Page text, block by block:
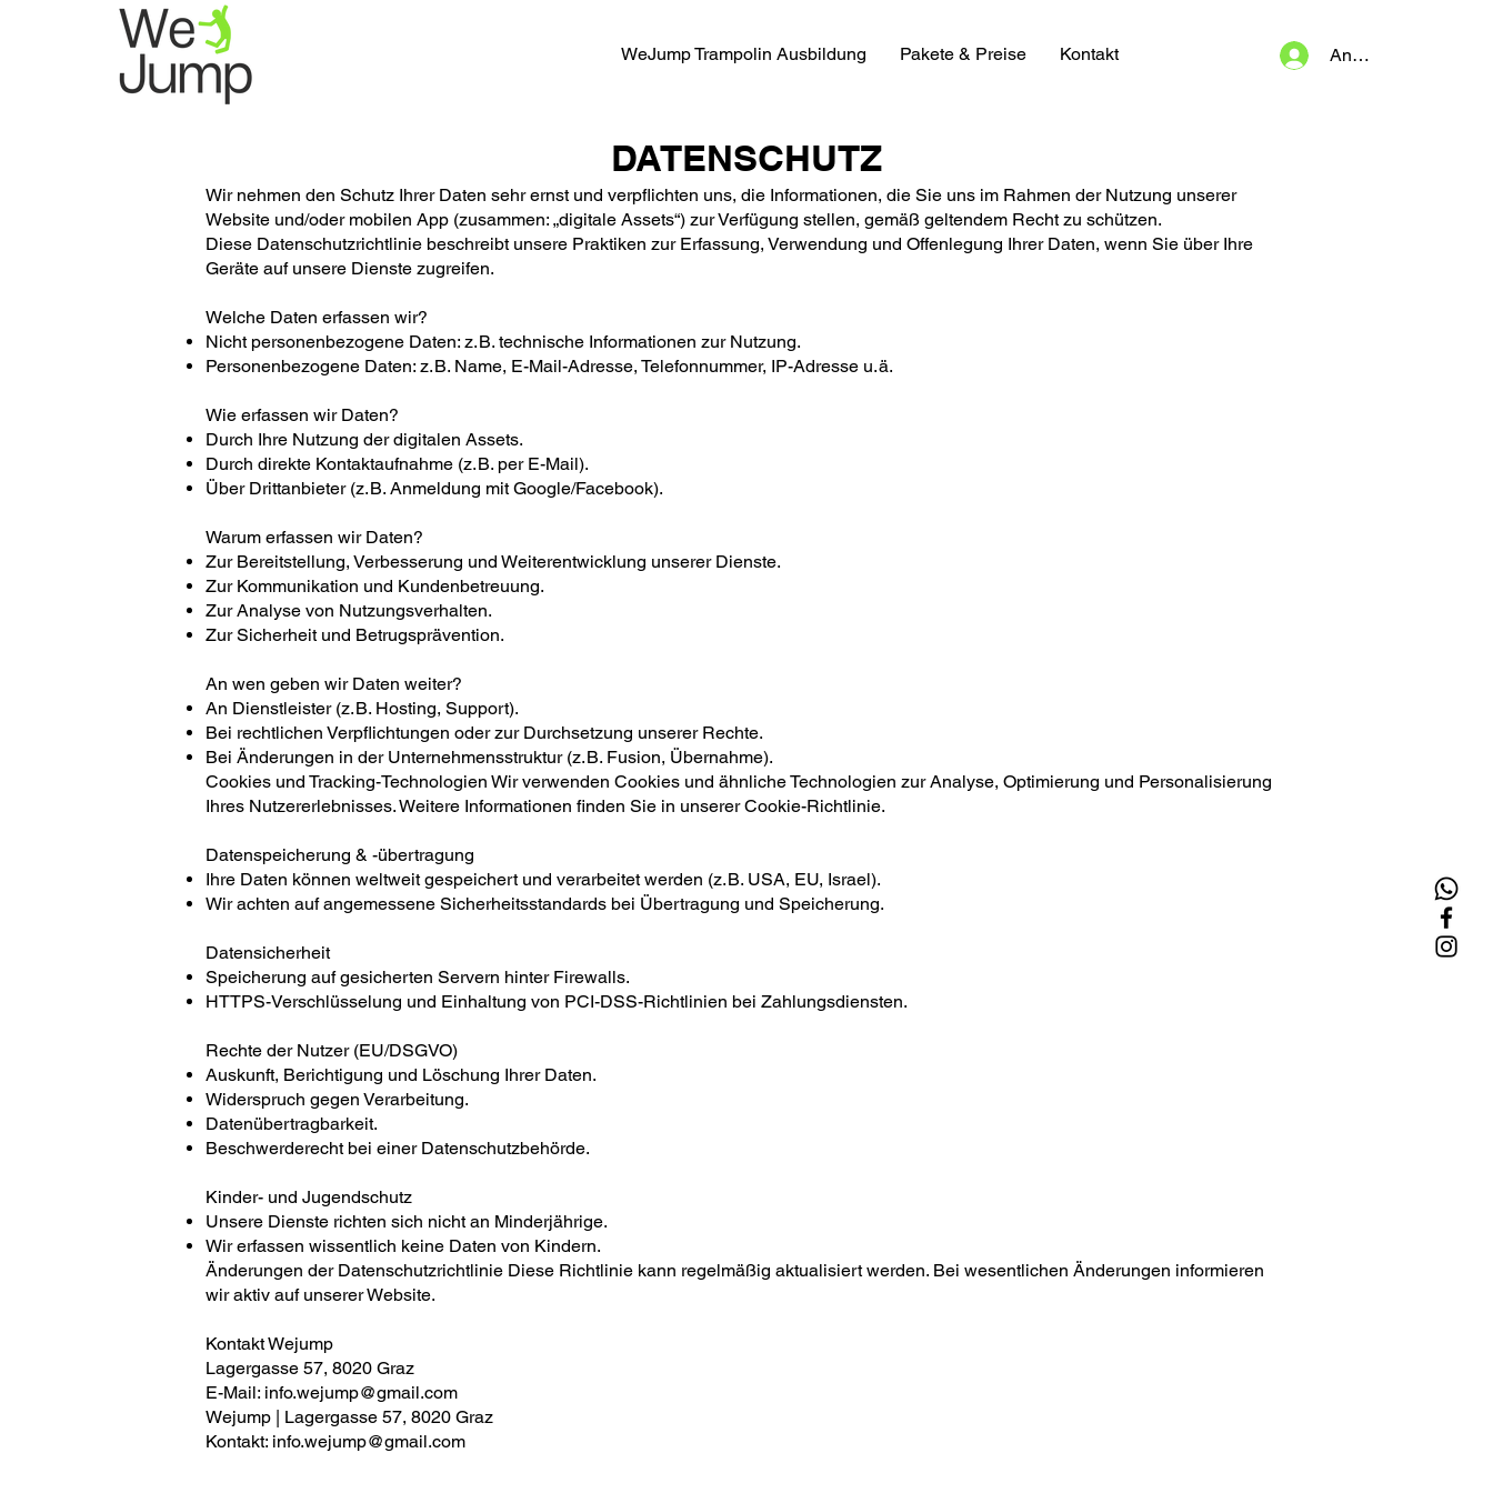
WeJump Trampolin Ausbildung Pakete & Preise Kontakt Anmelden
DATENSCHUTZ
Wir nehmen den Schutz Ihrer Daten sehr ernst und verpflichten uns, die Informationen, die Sie uns im Rahmen der Nutzung unserer
Website und/oder mobilen App (zusammen: „digitale Assets“) zur Verfügung stellen, gemäß geltendem Recht zu schützen.
Diese Datenschutzrichtlinie beschreibt unsere Praktiken zur Erfassung, Verwendung und Offenlegung Ihrer Daten, wenn Sie über Ihre
Geräte auf unsere Dienste zugreifen.
Welche Daten erfassen wir?
Nicht personenbezogene Daten: z. B. technische Informationen zur Nutzung.
Personenbezogene Daten: z. B. Name, E-Mail-Adresse, Telefonnummer, IP-Adresse u. ä.
Wie erfassen wir Daten?
Durch Ihre Nutzung der digitalen Assets.
Durch direkte Kontaktaufnahme (z. B. per E-Mail).
Über Drittanbieter (z. B. Anmeldung mit Google/Facebook).
Warum erfassen wir Daten?
Zur Bereitstellung, Verbesserung und Weiterentwicklung unserer Dienste.
Zur Kommunikation und Kundenbetreuung.
Zur Analyse von Nutzungsverhalten.
Zur Sicherheit und Betrugsprävention.
An wen geben wir Daten weiter?
An Dienstleister (z. B. Hosting, Support).
Bei rechtlichen Verpflichtungen oder zur Durchsetzung unserer Rechte.
Bei Änderungen in der Unternehmensstruktur (z. B. Fusion, Übernahme).
Cookies und Tracking-Technologien Wir verwenden Cookies und ähnliche Technologien zur Analyse, Optimierung und Personalisierung
Ihres Nutzererlebnisses. Weitere Informationen finden Sie in unserer Cookie-Richtlinie.
Datenspeicherung & -übertragung
Ihre Daten können weltweit gespeichert und verarbeitet werden (z. B. USA, EU, Israel).
Wir achten auf angemessene Sicherheitsstandards bei Übertragung und Speicherung.
Datensicherheit
Speicherung auf gesicherten Servern hinter Firewalls.
HTTPS-Verschlüsselung und Einhaltung von PCI-DSS-Richtlinien bei Zahlungsdiensten.
Rechte der Nutzer (EU/DSGVO)
Auskunft, Berichtigung und Löschung Ihrer Daten.
Widerspruch gegen Verarbeitung.
Datenübertragbarkeit.
Beschwerderecht bei einer Datenschutzbehörde.
Kinder- und Jugendschutz
Unsere Dienste richten sich nicht an Minderjährige.
Wir erfassen wissentlich keine Daten von Kindern.
Änderungen der Datenschutzrichtlinie Diese Richtlinie kann regelmäßig aktualisiert werden. Bei wesentlichen Änderungen informieren
wir aktiv auf unserer Website.
Kontakt Wejump
Lagergasse 57, 8020 Graz
E-Mail: info.wejump@gmail.com
Wejump | Lagergasse 57, 8020 Graz
Kontakt: info.wejump@gmail.com